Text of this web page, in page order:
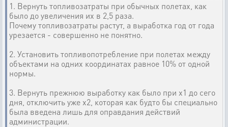
1. Вернуть топливозатраты при обычных полетах, как
было до увеличения их в 2,5 раза.
Почему топливозатраты растут, а выработка год от года
урезается - совершенно не понятно.
2. Установить топливопотребление при полетах между
объектами на одних координатах равное 10% от одной
нормы.
3. Вернуть прежнюю выработку как было при х1 до сего
дня, отключить уже х2, которая как будто бы специально
была введена лишь для оправдания действий
администрации.